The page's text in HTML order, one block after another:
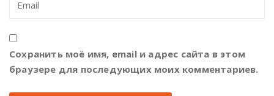
Сохранить моё имя, email и адрес сайта в этом
браузере для последующих моих комментариев.